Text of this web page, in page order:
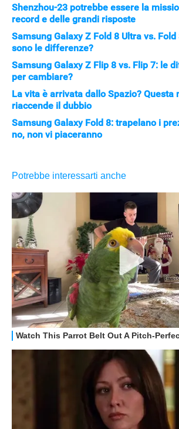
APPLE
Shenzhou-23 potrebbe essere la
record e delle grandi risposte
Samsung Galaxy Z Fold 8 Ultra vs.
sono le differenze?
Samsung Galaxy Z Flip 8 vs. Flip 7: le
per cambiare?
La vita è arrivata dallo Spazio? Questa
riaccende il dubbio
Samsung Galaxy Fold 8: trapelano i
no, non vi piaceranno